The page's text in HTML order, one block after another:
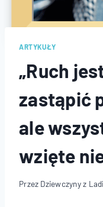
ARTYKUŁY
„Ruch
zastąpić
ale
wzięte
Przez Dziewczyny z